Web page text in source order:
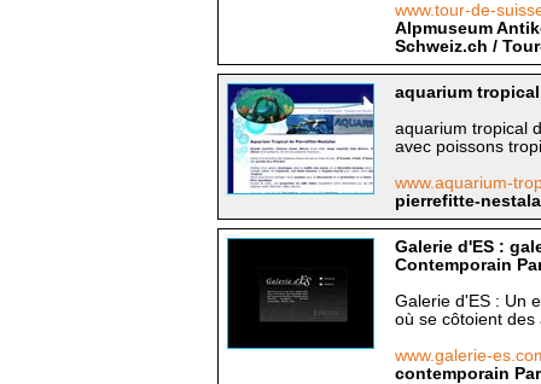
www.tour-de-
Alpmuseum
Schweiz.ch /
aquarium
aquarium tropical
avec poissons
www.aquarium-
pierrefitte-
Galerie d'ES :
Contemporain
Galerie d'ES : Un
où se côtoient
www.galerie-
contemporain